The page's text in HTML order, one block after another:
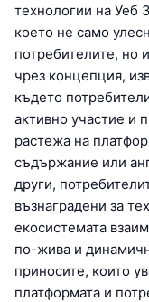
технологии на Уеб
което не само
потребителите, но
чрез концепция,
където
активно участие и
растежа на
съдържание или
други,
възнаградени за
екосистемата
по-жива и
приносите, които
платформата и